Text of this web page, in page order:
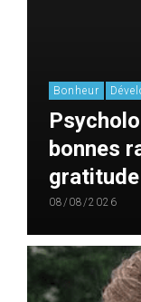
Bonheur
bonnes
gratitude
08/08/2026